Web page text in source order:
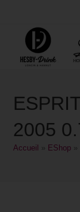
2005
Accueil EShop